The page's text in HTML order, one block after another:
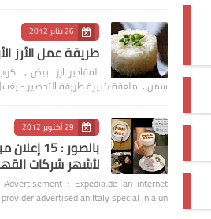
26 يناير 2012
طريقة عمل الأرز
سمن , ملعقة كبيرة طريقة التحضير - يغسل
29 أكتوبر 2012
بالصور :
لأشهر شركات
: Expedia.de an internet
advertised an Italy special in a un…